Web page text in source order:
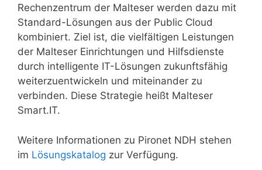
Rechenzentrum der Malteser werden dazu mit
Standard-Lösungen aus der Public Cloud
kombiniert. Ziel ist, die vielfältigen Leistungen
der Malteser Einrichtungen und Hilfsdienste
durch intelligente IT-Lösungen zukunftsfähig
weiterzuentwickeln und miteinander zu
verbinden. Diese Strategie heißt Malteser
Smart.IT.
Weitere Informationen zu Pironet NDH stehen
im Lösungskatalog zur Verfügung.